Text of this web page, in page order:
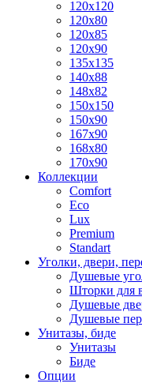
120x120
120x80
120x85
120x90
135x135
140x88
148x82
150x150
150x90
167x90
168x80
170x90
Коллекции
Comfort
Eco
Lux
Premium
Standart
Уголки, двери,
Душевые
Шторки для
Душевые
Душевые
Унитазы, биде
Унитазы
Биде
Опции